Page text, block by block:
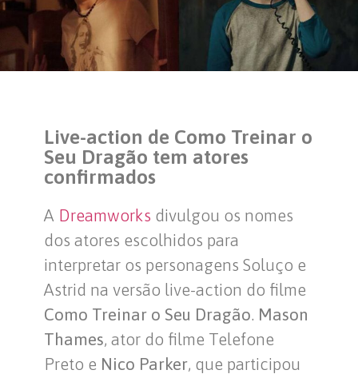
Live-action de Como Treinar o
Seu Dragão tem atores
confirmados
A Dreamworks divulgou os nomes
dos atores escolhidos para
interpretar os personagens Soluço e
Astrid na versão live-action do filme
Como Treinar o Seu Dragão. Mason
Thames, ator do filme Telefone
Preto e Nico Parker, que participou